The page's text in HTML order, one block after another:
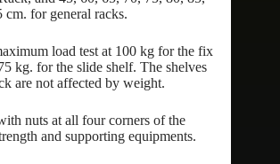
cm. for general racks.
load test at 100 kg for the fix
kg. for the slide shelf. The shelves
are not affected by weight.
nuts at all four corners of the
and supporting equipments.